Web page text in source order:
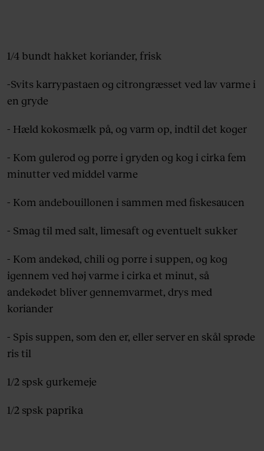
1/4 bundt hakket koriander, frisk
-Svits karrypastaen og citrongræsset ved lav varme i
en gryde
- Hæld kokosmælk på, og varm op, indtil det koger
- Kom gulerod og porre i gryden og kog i cirka fem
minutter ved middel varme
- Kom andebouillonen i sammen med fiskesaucen
- Smag til med salt, limesaft og eventuelt sukker
- Kom andekød, chili og porre i suppen, og kog
igennem ved høj varme i cirka et minut, så
andekødet bliver gennemvarmet, drys med
koriander
- Spis suppen, som den er, eller server en skål sprøde
ris til
1/2 spsk gurkemeje
1/2 spsk paprika